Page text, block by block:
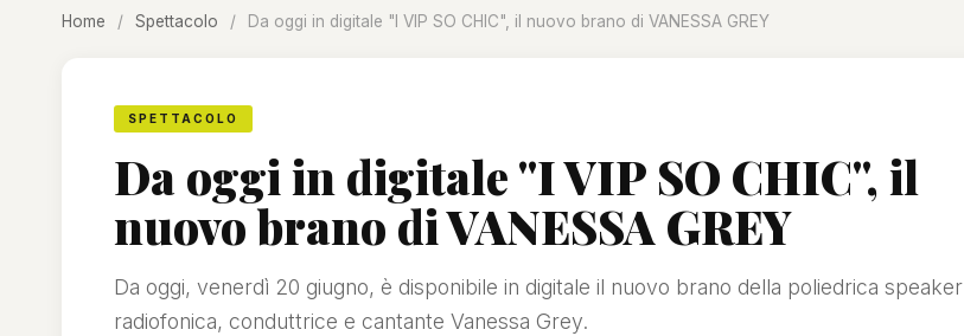
Home / Spettacolo / Da oggi in digitale "I VIP SO CHIC", il nuovo brano di VANESSA GREY
SPETTACOLO
Da oggi in digitale "I VIP SO CHIC", il
nuovo brano di VANESSA GREY
Da oggi, venerdì 20 giugno, è disponibile in digitale il nuovo brano della poliedrica speaker
radiofonica, conduttrice e cantante Vanessa Grey.